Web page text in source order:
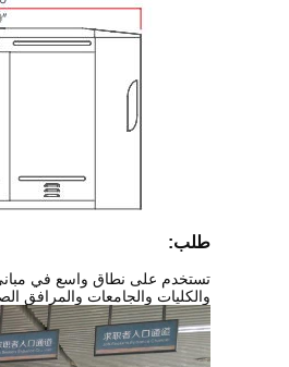
طلب:
تستخدم على نطاق واسع في مباني
والكليات والجامعات والمرافق